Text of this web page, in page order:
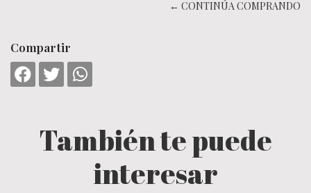
← CONTINÚA COMPRANDO
Compartir
También te puede
interesar